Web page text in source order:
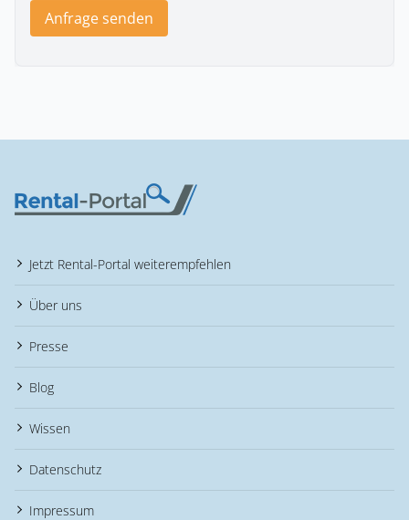
Anfrage senden
Jetzt Rental-Portal weiterempfehlen
Über uns
Presse
Blog
Wissen
Datenschutz
Impressum